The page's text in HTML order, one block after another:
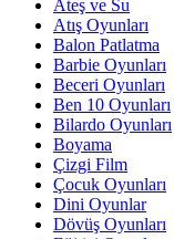
Ateş ve Su
Atış Oyunları
Balon Patlatma
Barbie Oyunları
Beceri Oyunları
Ben 10 Oyunları
Bilardo Oyunları
Boyama
Çizgi Film
Çocuk Oyunları
Dini Oyunlar
Dövüş Oyunları